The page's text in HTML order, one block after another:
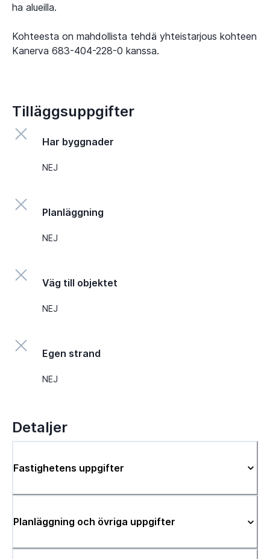
ha alueilla.
Kohteesta on mahdollista tehdä yhteistarjous kohteen
Kanerva 683-404-228-0 kanssa.
Tilläggsuppgifter
Har byggnader
NEJ
Planläggning
NEJ
Väg till objektet
NEJ
Egen strand
NEJ
Detaljer
Fastighetens uppgifter
Planläggning och övriga uppgifter